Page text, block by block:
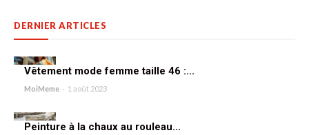
DERNIER ARTICLES
Vêtement mode femme taille 46 :...
MoiMeme - 1 août 2023
Peinture à la chaux au rouleau...